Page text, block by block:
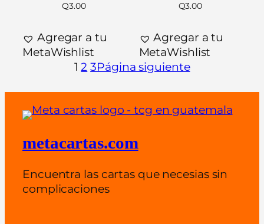
Q3.00
Agregar a tu
MetaWishlist
Q3.00
Agregar a tu
MetaWishlist
1 2 3Página siguiente
metacartas.com
Encuentra las cartas que necesias sin
complicaciones